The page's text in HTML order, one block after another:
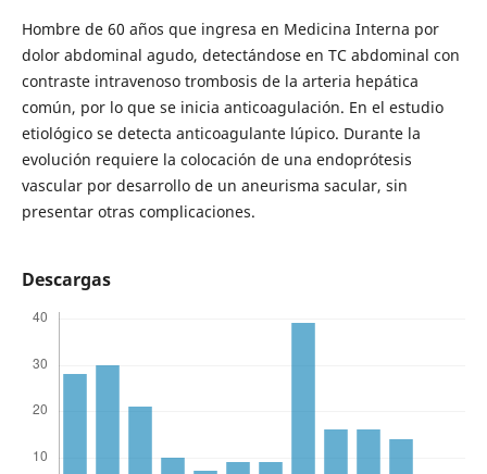
Hombre de 60 años que ingresa en Medicina Interna por
dolor abdominal agudo, detectándose en TC abdominal con
contraste intravenoso trombosis de la arteria hepática
común, por lo que se inicia anticoagulación. En el estudio
etiológico se detecta anticoagulante lúpico. Durante la
evolución requiere la colocación de una endoprótesis
vascular por desarrollo de un aneurisma sacular, sin
presentar otras complicaciones.
Descargas